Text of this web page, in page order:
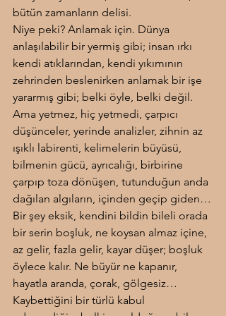
bütün zamanların delisi.
Niye peki? Anlamak için. Dünya
anlaşılabilir bir yermiş gibi; insan ırkı
kendi atıklarından, kendi yıkımının
zehrinden beslenirken anlamak bir işe
yararmış gibi; belki öyle, belki değil.
Ama yetmez, hiç yetmedi, çarpıcı
düşünceler, yerinde analizler, zihnin az
ışıklı labirenti, kelimelerin büyüsü,
bilmenin gücü, ayrıcalığı, birbirine
çarpıp toza dönüşen, tutunduğun anda
dağılan algıların, içinden geçip giden…
Bir şey eksik, kendini bildin bileli orada
bir serin boşluk, ne koysan almaz içine,
az gelir, fazla gelir, kayar düşer; boşluk
öylece kalır. Ne büyür ne kapanır,
hayatla aranda, çorak, gölgesiz…
Kaybettiğini bir türlü kabul